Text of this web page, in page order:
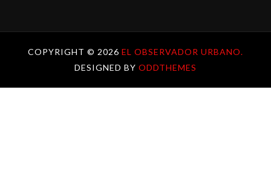
COPYRIGHT © 2026 EL OBSERVADOR URBANO.
DESIGNED BY ODDTHEMES